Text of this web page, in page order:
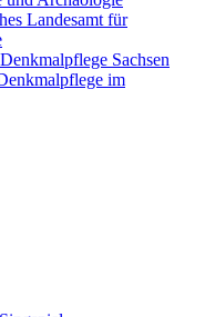
Landesamt für
Sachsen
im